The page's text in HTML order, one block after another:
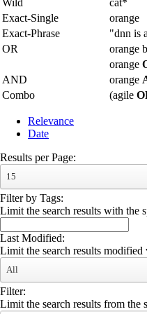
Wild
cat*
Exact-Single
orange
Exact-Phrase
"dnn is
OR
orange
orange
AND
orange
Combo
(agile
Relevance
Date
Results per Page:
15
Filter by Tags:
Limit the search results with the
Last Modified:
Limit the search results
All
Filter:
Limit the search results from the